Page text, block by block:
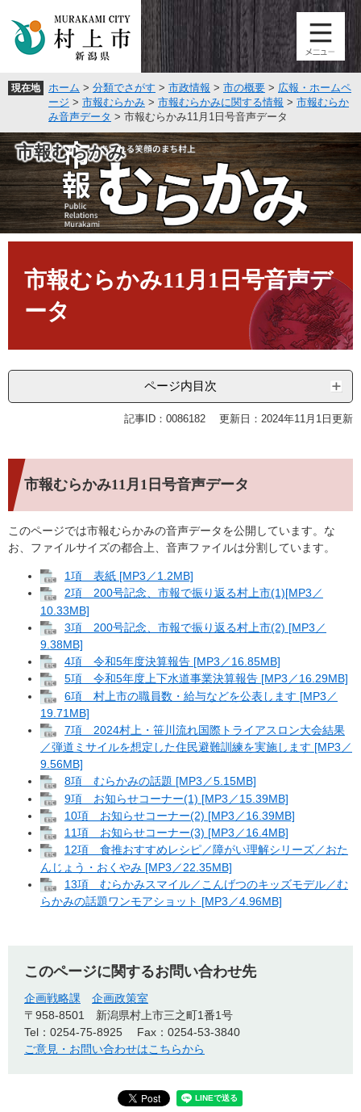
頭
。
飛
て
本
文
へ
現在地 ホーム > 分類でさがす > 市政情報 > 市の概要 > 広報・ホームペ
ージ > 市報むらかみ > 市報むらかみに関する情報 > 市報むらか
み音声データ > 市報むらかみ11月1日号音声データ
市報むらかみ
市報むらかみ11月1日号音声デ
ータ
ページ内目次
記事ID：0086182 更新日：2024年11月1日更新
市報むらかみ11月1日号音声データ
このページでは市報むらかみの音声データを公開しています。な
お、ファイルサイズの都合上、音声ファイルは分割しています。
1項 表紙 [MP3／1.2MB]
2項 200号記念、市報で振り返る村上市(1)[MP3／
10.33MB]
3項 200号記念、市報で振り返る村上市(2) [MP3／
9.38MB]
4項 令和5年度決算報告 [MP3／16.85MB]
5項 令和5年度上下水道事業決算報告 [MP3／16.29MB]
6項 村上市の職員数・給与などを公表します [MP3／
19.71MB]
7項 2024村上・笹川流れ国際トライアスロン大会結果
／弾道ミサイルを想定した住民避難訓練を実施します [MP3／
9.56MB]
8項 むらかみの話題 [MP3／5.15MB]
9項 お知らせコーナー(1) [MP3／15.39MB]
10項 お知らせコーナー(2) [MP3／16.39MB]
11項 お知らせコーナー(3) [MP3／16.4MB]
12項 食推おすすめレシピ／障がい理解シリーズ／おた
んじょう・おくやみ [MP3／22.35MB]
13項 むらかみスマイル／こんげつのキッズモデル／む
らかみの話題ワンモアショット [MP3／4.96MB]
このページに関するお問い合わせ先
企画戦略課
企画政策室
〒958-8501
新潟県村上市三之町1番1号
Tel：0254-75-8925
Fax：0254-53-3840
ご意見・お問い合わせはこちらから